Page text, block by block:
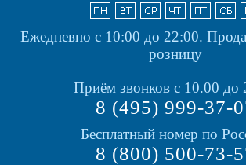
Ежедневно с 10:00 до 22:00.
розницу
Приём звонков с 10.00 до
8 (495) 999-37-
Бесплатный номер по
8 (800) 500-73-